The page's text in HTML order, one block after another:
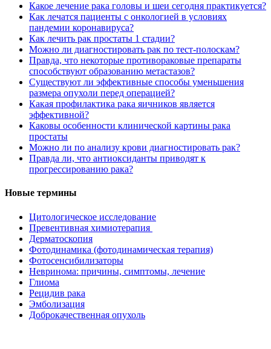
Какое лечение рака головы и шеи сегодня практикуется?
Как лечатся пациенты с онкологией в условиях
пандемии коронавируса?
Как лечить рак простаты 1 стадии?
Можно ли диагностировать рак по тест-полоскам?
Правда, что некоторые противораковые препараты
способствуют образованию метастазов?
Существуют ли эффективные способы уменьшения
размера опухоли перед операцией?
Какая профилактика рака яичников является
эффективной?
Каковы особенности клинической картины рака
простаты
Можно ли по анализу крови диагностировать рак?
Правда ли, что антиоксиданты приводят к
прогрессированию рака?
Новые термины
Цитологическое исследование
Превентивная химиотерапия
Дерматоскопия
Фотодинамика (фотодинамическая терапия)
Фотосенсибилизаторы
Невринома: причины, симптомы, лечение
Глиома
Рецидив рака
Эмболизация
Доброкачественная опухоль